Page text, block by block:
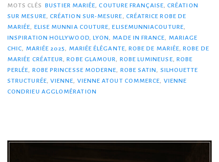
MOTS CLÉS BUSTIER MARIÉE,COUTURE FRANÇAISE,CRÉATION
SUR MESURE, CRÉATION SUR-MESURE, CRÉATRICE ROBE DE
MARIÉE, ELISE MUNNIA COUTURE,ELISEMUNNIACOUTURE,
INSPIRATION HOLLYWOOD, LYON, MADE IN FRANCE, MARIAGE
CHIC, MARIÉE 2025, MARIÉE ÉLÉGANTE, ROBE DE MARIÉE,ROBE DE
MARIÉE CRÉATEUR,ROBE GLAMOUR, ROBE LUMINEUSE, ROBE
PERLÉE, ROBE PRINCESSE MODERNE, ROBE SATIN, SILHOUETTE
STRUCTURÉE, VIENNE, VIENNE ATOUT COMMERCE, VIENNE
CONDRIEU AGGLOMÉRATION